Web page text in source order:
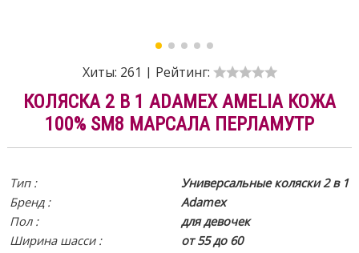
Хиты: 261 | Рейтинг:
КОЛЯСКА 2 В 1 ADAMEX AMELIA КОЖА
100% SM8 МАРСАЛА ПЕРЛАМУТР
Тип :
Универсальные коляски 2 в 1
Бренд :
Adamex
Пол :
для девочек
Ширина шасси :
от 55 до 60